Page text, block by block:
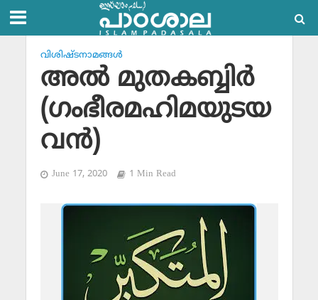
വിശിഷ്ടനാമങ്ങള്‍
അല്‍ മുതകബ്ബിര്‍
(ഗംഭീരമഹിമയുടയ
വന്‍)
June 17, 2020 1 Min Read